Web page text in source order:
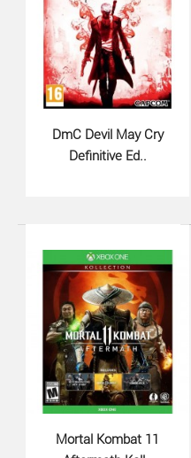
Street Fighter 6 для Xbox
файтинга, созданный
Tekken 8
DmC Devil May Cry
Definitive Ed..
Mortal Kombat 11